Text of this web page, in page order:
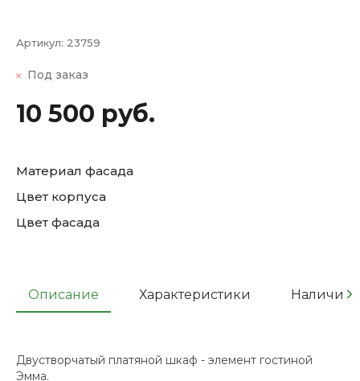
Артикул: 23759
Под заказ
10 500 руб.
Материал фасада
Цвет корпуса
Цвет фасада
Описание Характеристики Наличие
Двустворчатый платяной шкаф - элемент гостиной
Эмма.